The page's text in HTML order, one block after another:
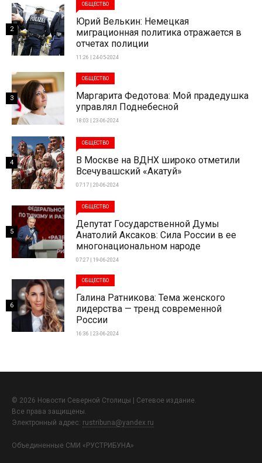
ОБЩЕСТВО
Юрий Велькин: Немецкая
миграционная политика отражается в
отчетах полиции
11:26 | 24-05-2024
2
ОБЩЕСТВО
Маргарита Федотова: Мой прадедушка
управлял Поднебесной
18:03 | 23-06-2024
3
ОБЩЕСТВО
В Москве на ВДНХ широко отметили
Всечувашский «Акатуй»
07:17 | 20-06-2024
4
ОБЩЕСТВО
Депутат Государственной Думы
Анатолий Аксаков: Сила России в ее
многонациональном народе
07:27 | 19-06-2024
5
ОБЩЕСТВО
Галина Ратникова: Тема женского
лидерства — тренд современной
России
16:36 | 23-06-2024
6
© 2026 Новости Северной Столицы | Сетевое издание.
Все права защищены.
Электронный адрес: rustribuna@yandex.ru
Объединенные СМИ «РУСТРИБУНА»